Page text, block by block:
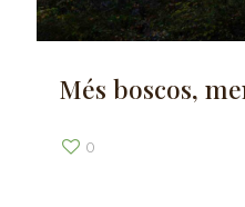
Més boscos,
0